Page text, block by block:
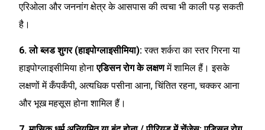
एरिओला और जननांग क्षेत्र के आसपास की त्वचा भी काली पड़ सकती
है।
6. लो ब्लड शुगर (हाइपोग्लाइसीमिया):रक्त शर्करा का स्तर गिरना या
हाइपोग्लाइसीमिया होनाएडिसन रोग के लक्षणमें शामिल हैं। इसके
लक्षणों में कँपकँपी, अत्यधिक पसीना आना, चिंतित रहना, चक्कर आना
और भूख महसूस होना शामिल हैं।